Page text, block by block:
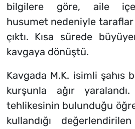
bilgilere göre, aile
husumet nedeniyle taraflar
çıktı. Kısa sürede
kavgaya dönüştü.
Kavgada M.K. isimli şahıs
kurşunla ağır yaralandı.
tehlikesinin bulunduğu
kullandığı